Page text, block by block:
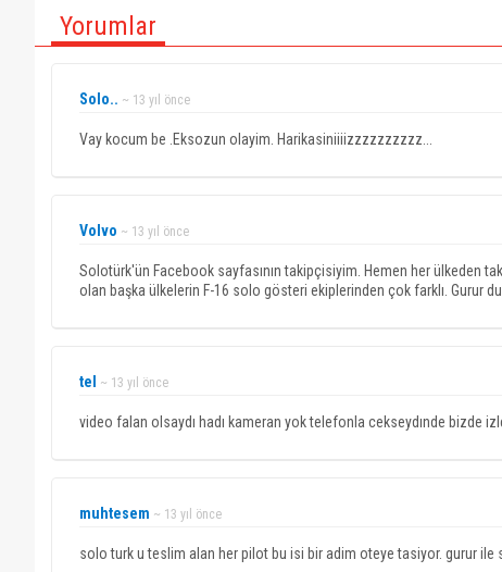
Yorumlar
Solo.. ~ 13 yıl önce
Vay kocum be .Eksozun olayim. Harikasiniiiizzzzzzzzzz...
Volvo ~ 13 yıl önce
Solotürk'ün Facebook sayfasının takipçisiyim. Hemen her ülkeden
olan başka ülkelerin F-16 solo gösteri ekiplerinden çok farklı. Gurur
tel ~ 13 yıl önce
video falan olsaydı hadı kameran yok telefonla cekseydınde bizde
muhtesem ~ 13 yıl önce
solo turk u teslim alan her pilot bu isi bir adim oteye tasiyor. gurur